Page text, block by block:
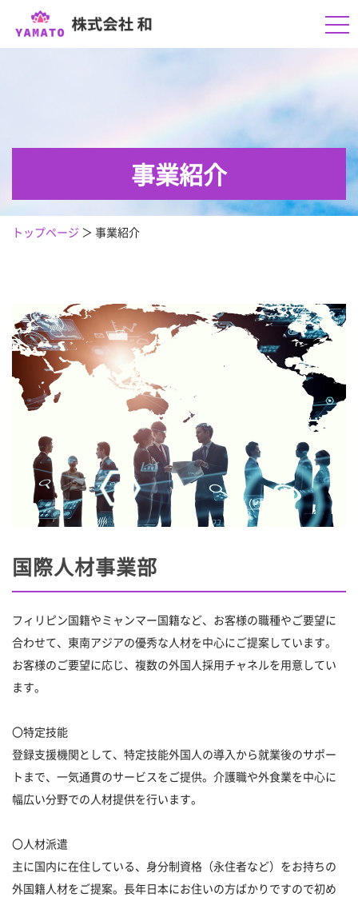
事業紹介
トップページ ＞ 事業紹介
国際人材事業部
フィリピン国籍やミャンマー国籍など、お客様の職種やご要望に
合わせて、東南アジアの優秀な人材を中心にご提案しています。
お客様のご要望に応じ、複数の外国人採用チャネルを用意してい
ます。
〇特定技能
登録支援機関として、特定技能外国人の導入から就業後のサポー
トまで、一気通貫のサービスをご提供。介護職や外食業を中心に
幅広い分野での人材提供を行います。
〇人材派遣
主に国内に在住している、身分制資格（永住者など）をお持ちの
外国籍人材をご提案。長年日本にお住いの方ばかりですので初め